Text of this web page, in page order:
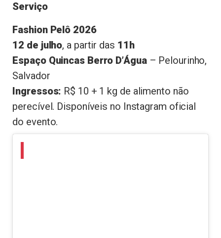
Serviço
Fashion Pelô 2026
12 de julho, a partir das 11h
Espaço Quincas Berro D’Água– Pelourinho,
Salvador
Ingressos: R$ 10 + 1 kg de alimento não
perecível. Disponíveis no Instagram oficial
do evento.